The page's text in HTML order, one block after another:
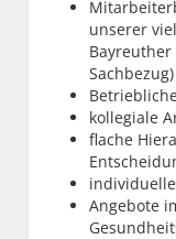
unserer
Sachbezug)
kollegiale
flache
Angebote